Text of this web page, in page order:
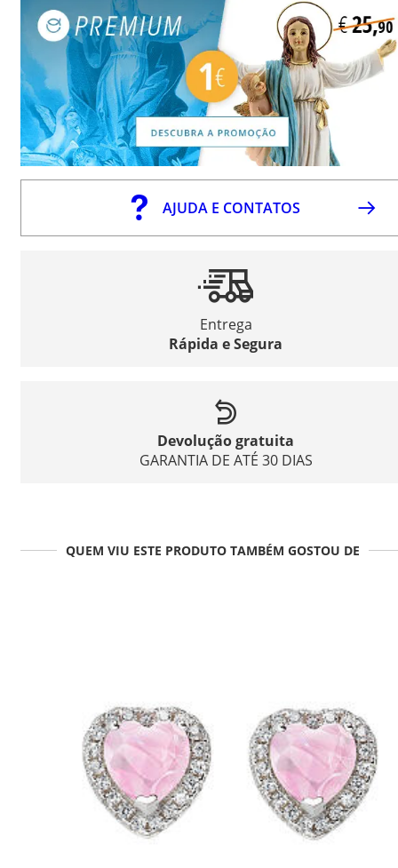
AJUDA E CONTATOS
Entrega
Rápida e Segura
Devolução gratuita
GARANTIA DE ATÉ 30 DIAS
QUEM VIU ESTE PRODUTO TAMBÉM GOSTOU DE